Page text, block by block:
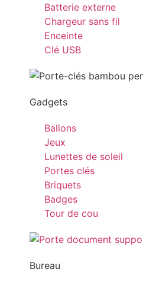
Batterie externe
Chargeur sans fil
Enceinte
Clé USB
Gadgets
Ballons
Jeux
Lunettes de soleil
Portes clés
Briquets
Badges
Tour de cou
Bureau